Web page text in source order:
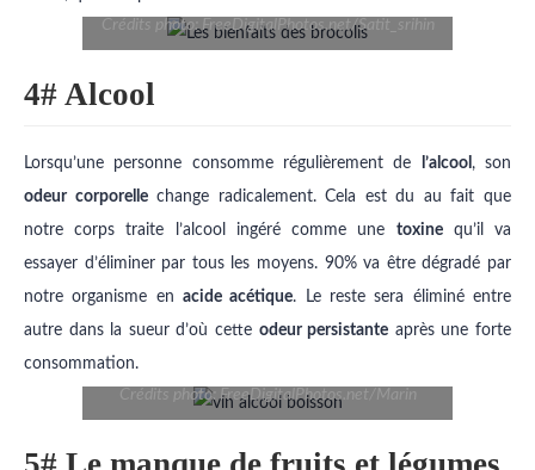
Crédits photo: FreeDigitalPhotos.net/Satit_srihin
4# Alcool
Lorsqu’une personne consomme régulièrement de l’alcool , son
odeur corporellechange radicalement. Cela est du au fait que
notre corps traite l’alcool ingéré comme une toxinequ’il va
essayer d’éliminer par tous les moyens. 90% va être dégradé par
notre organisme en acide acétique. Le reste sera éliminé entre
autre dans la sueur d’où cette odeur persistante après une forte
consommation.
Crédits photo: FreeDigitalPhotos.net/Marin